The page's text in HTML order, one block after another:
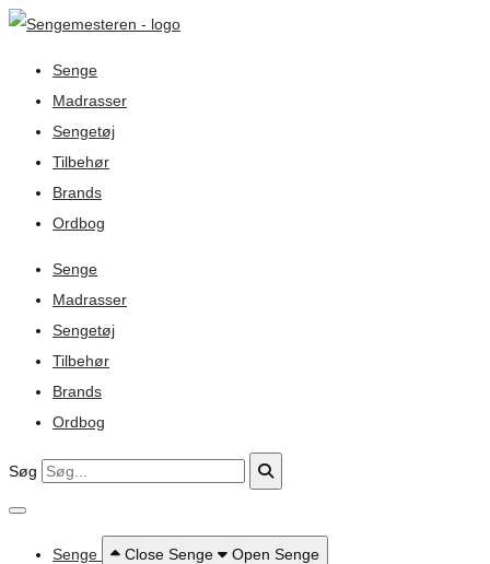
Senge
Madrasser
Sengetøj
Tilbehør
Brands
Ordbog
Senge
Madrasser
Sengetøj
Tilbehør
Brands
Ordbog
Søg
Senge Close Senge Open Senge